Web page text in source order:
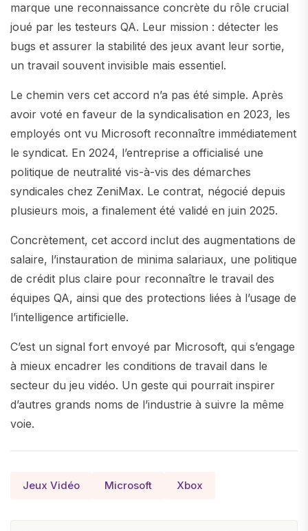
marque une reconnaissance concrète du rôle crucial
joué par les testeurs QA. Leur mission : détecter les
bugs et assurer la stabilité des jeux avant leur sortie,
un travail souvent invisible mais essentiel.
Le chemin vers cet accord n’a pas été simple. Après
avoir voté en faveur de la syndicalisation en 2023, les
employés ont vu Microsoft reconnaître immédiatement
le syndicat. En 2024, l’entreprise a officialisé une
politique de neutralité vis-à-vis des démarches
syndicales chez ZeniMax. Le contrat, négocié depuis
plusieurs mois, a finalement été validé en juin 2025.
Concrètement, cet accord inclut des augmentations de
salaire, l’instauration de minima salariaux, une politique
de crédit plus claire pour reconnaître le travail des
équipes QA, ainsi que des protections liées à l’usage de
l’intelligence artificielle.
C’est un signal fort envoyé par Microsoft, qui s’engage
à mieux encadrer les conditions de travail dans le
secteur du jeu vidéo. Un geste qui pourrait inspirer
d’autres grands noms de l’industrie à suivre la même
voie.
Jeux Vidéo Microsoft Xbox